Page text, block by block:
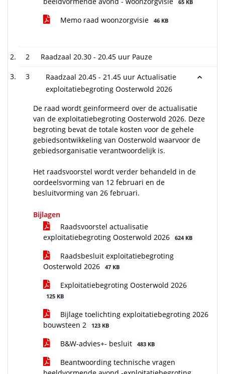
65 KB
Memo raad woonzorgvisie 46 KB
2 Raadzaal 20.30 - 20.45 uur Pauze
3
Raadzaal 20.45 - 21.45 uur Actualisatie
exploitatiebegroting Oosterwold 2026
De raad wordt geïnformeerd over de actualisatie
van de exploitatiebegroting Oosterwold 2026. Deze
begroting bevat de totale kosten voor de gehele
gebiedsontwikkeling van Oosterwold waarvoor de
gebiedsorganisatie verantwoordelijk is.
Het raadsvoorstel wordt verder behandeld in de
oordeelsvorming van 12 februari en de
besluitvorming van 26 februari.
Bijlagen
Raadsvoorstel actualisatie
exploitatiebegroting Oosterwold 2026
624 KB
Raadsbesluit exploitatiebegroting
Oosterwold 2026
47 KB
Exploitatiebegroting Oosterwold 2026
125 KB
Bijlage toelichting exploitatiebegroting 2026
bouwsteen 2
123 KB
B&W-advies+- besluit 483 KB
Beantwoording technische vragen